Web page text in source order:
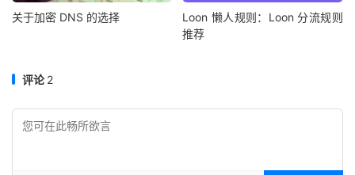
关于加密 DNS 的选择
Loon 懒人规则：Loon 分流规则
推荐
评论2